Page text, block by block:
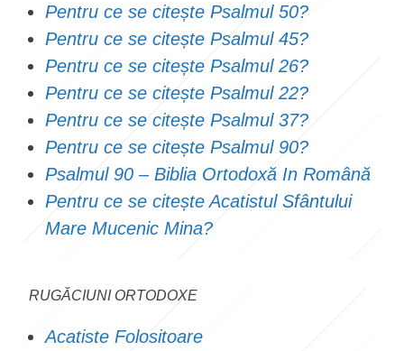
Pentru ce se citește Psalmul 50?
Pentru ce se citește Psalmul 45?
Pentru ce se citește Psalmul 26?
Pentru ce se citește Psalmul 22?
Pentru ce se citește Psalmul 37?
Pentru ce se citește Psalmul 90?
Psalmul 90 – Biblia Ortodoxă In Română
Pentru ce se citește Acatistul Sfântului
Mare Mucenic Mina?
RUGĂCIUNI ORTODOXE
Acatiste Folositoare